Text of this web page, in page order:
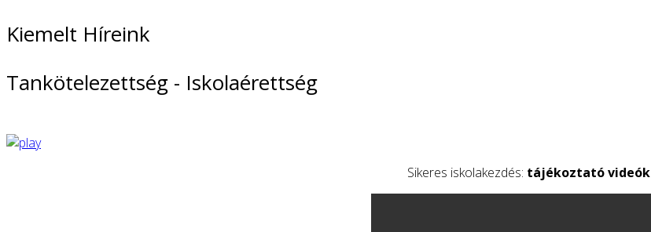
Kiemelt Híreink
Tankötelezettség - Iskolaérettség
Sikeres iskolakezdés: tájékoztató videók